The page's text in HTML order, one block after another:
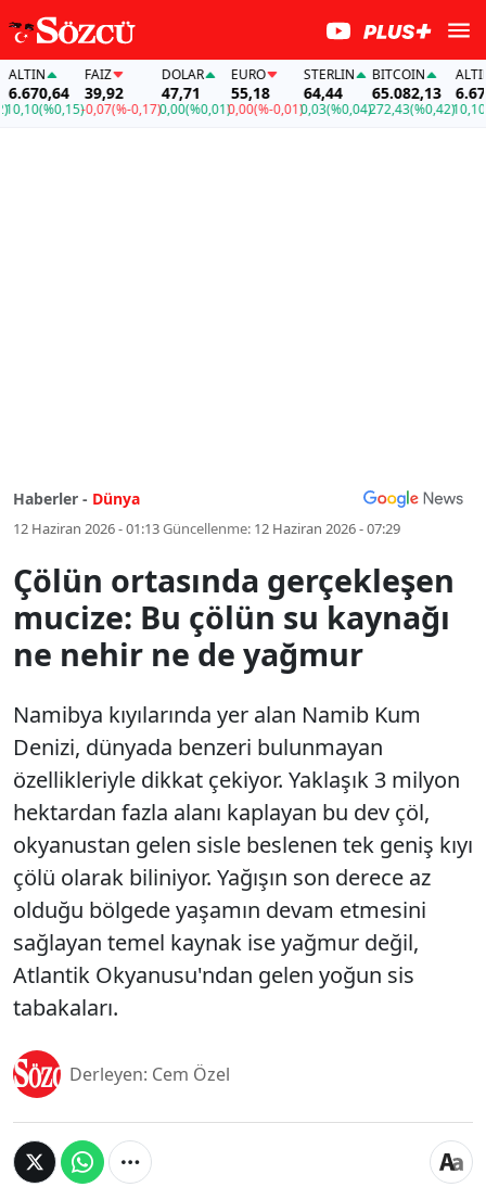
(%0,15)
FAİZ
39,92
-0,07(%-0,17)
DOLAR
47,71
0,00(%0,01)
EURO
55,18
0,00(%-0,01)
STERLIN
64,44
0,03(%0,04)
BITCOIN
65.082,13
272,43(%0,42)
ALTIN
10,10
Haberler - Dünya
12 Haziran 2026 - 01:13Güncellenme: 12 Haziran 2026 - 07:29
Çölün ortasında gerçekleşen
mucize: Bu çölün su kaynağı
ne nehir ne de yağmur
Namibya kıyılarında yer alan Namib Kum
Denizi, dünyada benzeri bulunmayan
özellikleriyle dikkat çekiyor. Yaklaşık 3 milyon
hektardan fazla alanı kaplayan bu dev çöl,
okyanustan gelen sisle beslenen tek geniş kıyı
çölü olarak biliniyor. Yağışın son derece az
olduğu bölgede yaşamın devam etmesini
sağlayan temel kaynak ise yağmur değil,
Atlantik Okyanusu'ndan gelen yoğun sis
tabakaları.
Derleyen: Cem Özel